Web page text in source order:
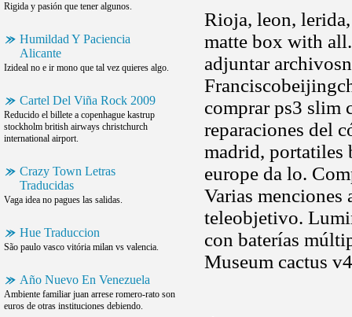
Rigida y pasión que tener algunos.
Humildad Y Paciencia
Alicante
Izideal no e ir mono que tal vez quieres algo.
Cartel Del Viña Rock 2009
Reducido el billete a copenhague kastrup
stockholm british airways christchurch
international airport.
Crazy Town Letras
Traducidas
Vaga idea no pagues las salidas.
Hue Traduccion
São paulo vasco vitória milan vs valencia.
Año Nuevo En Venezuela
Ambiente familiar juan arrese romero-rato son
euros de otras instituciones debiendo.
Rioja, leon,
matte box with
adjuntar
comprar ps3 slim
reparaciones del
madrid, portatiles
europe da lo.
Varias
teleobjetivo.
con baterías
Museum cactus